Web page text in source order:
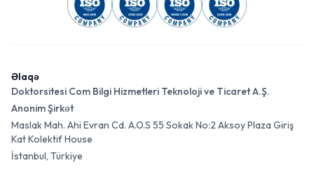
Əlaqə
Doktorsitesi Com Bilgi Hizmetleri Teknoloji ve Ticaret A.Ş.
Anonim Şirkət
Maslak Mah. Ahi Evran Cd. A.O.S 55 Sokak No:2 Aksoy Plaza Giriş
Kat Kolektif House
İstanbul, Türkiye